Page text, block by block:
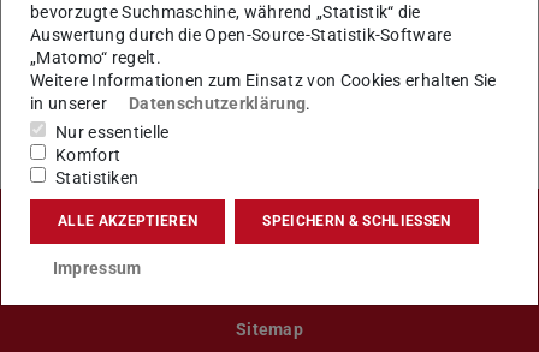
KONTAKT
LinkedIn-Seite der TU Darmstadt
Sitemap
bevorzugte Suchmaschine, während „Statistik“ die
Auswertung durch die Open-Source-Statistik-Software
„Matomo“ regelt.
Weitere Informationen zum Einsatz von Cookies erhalten Sie
in unserer
Datenschutzerklärung.
Nur essentielle
Komfort
Statistiken
ALLE AKZEPTIEREN SPEICHERN & SCHLIESSEN
Impressum